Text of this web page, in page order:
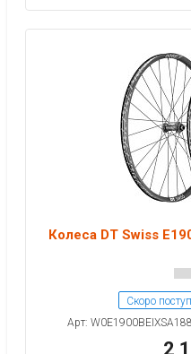
Колеса DT Swiss
Скоро
Арт:
2